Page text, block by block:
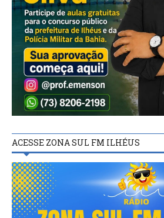
ACESSE ZONA SUL FM ILHÉUS